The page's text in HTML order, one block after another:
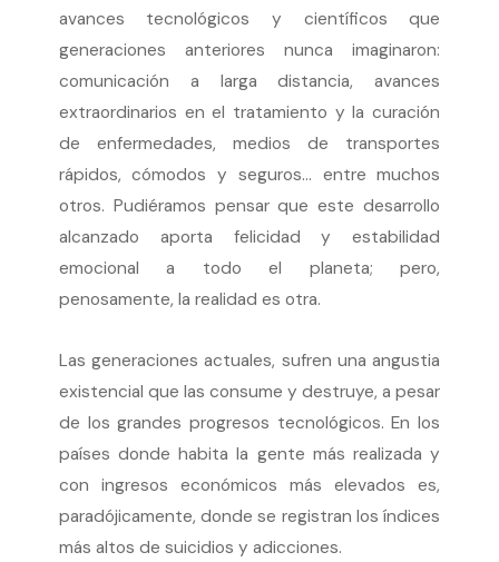
avances tecnológicos y científicos que
generaciones anteriores nunca imaginaron:
comunicación a larga distancia, avances
extraordinarios en el tratamiento y la curación
de enfermedades, medios de transportes
rápidos, cómodos y seguros… entre muchos
otros. Pudiéramos pensar que este desarrollo
alcanzado aporta felicidad y estabilidad
emocional a todo el planeta; pero,
penosamente, la realidad es otra.
Las generaciones actuales, sufren una angustia
existencial que las consume y destruye, a pesar
de los grandes progresos tecnológicos. En los
países donde habita la gente más realizada y
con ingresos económicos más elevados es,
paradójicamente, donde se registran los índices
más altos de suicidios y adicciones.